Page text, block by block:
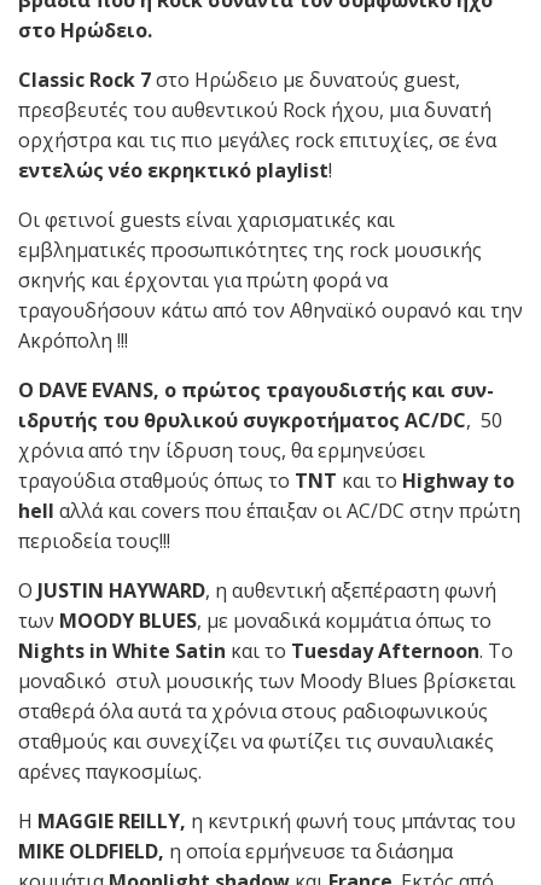
στο Ηρώδειο.
Classic Rock 7στο Ηρώδειο με δυνατούς guest,
πρεσβευτές του αυθεντικού Rock ήχου, μια δυνατή
ορχήστρα και τις πιο μεγάλες rock επιτυχίες, σε ένα
εντελώς νέο εκρηκτικό playlist!
Οι φετινοί guests είναι χαρισματικές και
εμβληματικές προσωπικότητες της rock μουσικής
σκηνής και έρχονται για πρώτη φορά να
τραγουδήσουν κάτω από τον Αθηναϊκό ουρανό και την
Ακρόπολη !!!
Ο DAVE EVANS, ο πρώτος τραγουδιστής και συν-
ιδρυτής τoυ θρυλικού συγκροτήματος ΑC/DC, 50
χρόνια από την ίδρυση τους, θα ερμηνεύσει
τραγούδια σταθμούς όπως το TNT και το Highway to
hell αλλά και covers που έπαιξαν οι AC/DC στην πρώτη
περιοδεία τους!!!
O JUSTIN HAYWARD, η αυθεντική αξεπέραστη φωνή
των MOODY BLUES, με μοναδικά κομμάτια όπως το
Nights in White Satin και το Tuesday Afternoon. Το
μοναδικό στυλ μουσικής των Moody Blues βρίσκεται
σταθερά όλα αυτά τα χρόνια στους ραδιοφωνικούς
σταθμούς και συνεχίζει να φωτίζει τις συναυλιακές
αρένες παγκοσμίως.
Η MAGGIE REILLY, η κεντρική φωνή τους μπάντας του
MIKE OLDFIELD, η οποία ερμήνευσε τα διάσημα